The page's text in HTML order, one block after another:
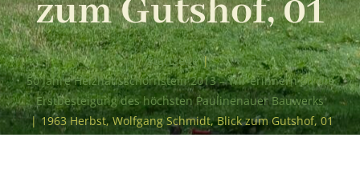
zum Gutshof, 01
Startseite |
50 Jahre Heizhausschornstein 2013 – Wir erinnern an die
Erstbesteigung des höchsten Paulinenauer Bauwerks
| 1963 Herbst, Wolfgang Schmidt, Blick zum Gutshof, 01